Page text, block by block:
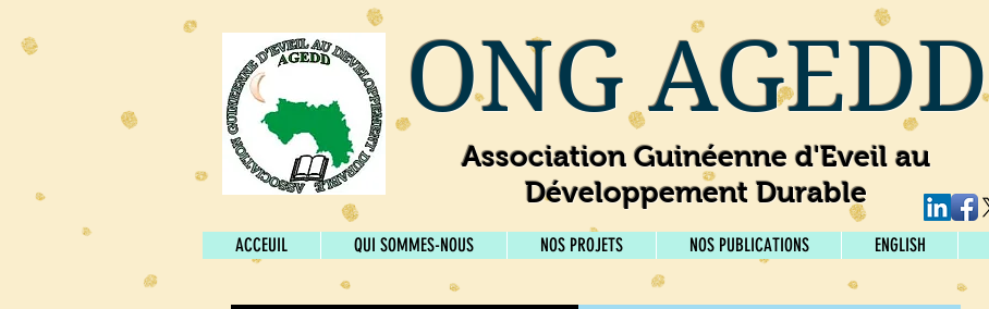
ONG AGEDD
Association Guinéenne d'Eveil au
Développement Durable
ACCEUIL QUI SOMMES-NOUS NOS PROJETS NOS PUBLICATIONS ENGLISH